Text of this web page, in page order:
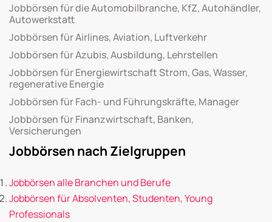
Jobbörsen für die Automobilbranche, KfZ, Autohändler,
Autowerkstatt
Jobbörsen für Airlines, Aviation, Luftverkehr
Jobbörsen für Azubis, Ausbildung, Lehrstellen
Jobbörsen für Energiewirtschaft Strom, Gas, Wasser,
regenerative Energie
Jobbörsen für Fach- und Führungskräfte, Manager
Jobbörsen für Finanzwirtschaft, Banken,
Versicherungen
Jobbörsen nach Zielgruppen
Jobbörsen alle Branchen und Berufe
Jobbörsen für Absolventen, Studenten, Young
Professionals